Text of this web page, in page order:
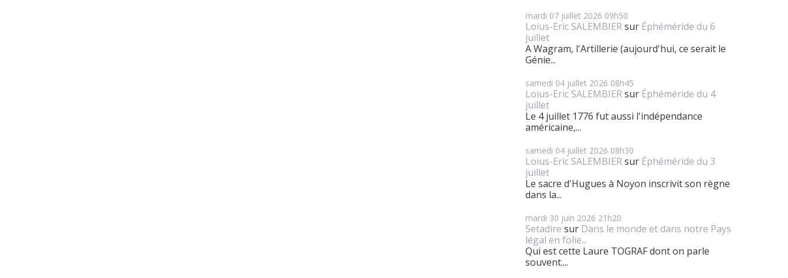
mardi 07 juillet 2026 09h50
Loius-Eric SALEMBIERsur Éphéméride du 6
juillet
A Wagram, l'Artillerie (aujourd'hui, ce serait le
Génie...
samedi 04 juillet 2026 08h45
Loius-Eric SALEMBIERsur Éphéméride du 4
juillet
Le 4 juillet 1776 fut aussi l'indépendance
américaine,...
samedi 04 juillet 2026 08h30
Loius-Eric SALEMBIERsur Éphéméride du 3
juillet
Le sacre d'Hugues à Noyon inscrivit son règne
dans la...
mardi 30 juin 2026 21h20
Setadire sur Dans le monde et dans notre Pays
légal en folie...
Qui est cette Laure TOGRAF dont on parle
souvent....